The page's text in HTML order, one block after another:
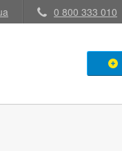
0 800 333 010